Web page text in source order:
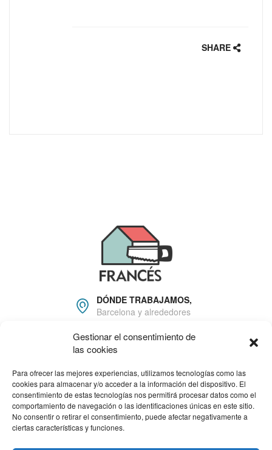
Gestionar el consentimiento de
las cookies
Para ofrecer las mejores experiencias, utilizamos tecnologías como las
cookies para almacenar y/o acceder a la información del dispositivo. El
consentimiento de estas tecnologías nos permitirá procesar datos como el
comportamiento de navegación o las identificaciones únicas en este sitio.
No consentir o retirar el consentimiento, puede afectar negativamente a
ciertas características y funciones.
SHARE
DÓNDE TRABAJAMOS,
Barcelona y alrededores
666 22 81 16
info@carpinteriafrances.c
HORARIO DE TRABAJO
Lun - Viernes: 09.00am a
18.00pm